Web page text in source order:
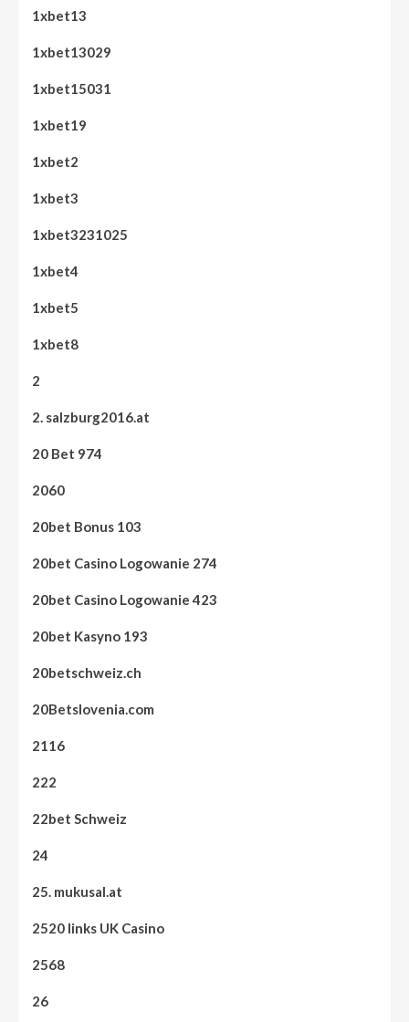
1xbet13
1xbet13029
1xbet15031
1xbet19
1xbet2
1xbet3
1xbet3231025
1xbet4
1xbet5
1xbet8
2
2. salzburg2016.at
20 Bet 974
2060
20bet Bonus 103
20bet Casino Logowanie 274
20bet Casino Logowanie 423
20bet Kasyno 193
20betschweiz.ch
20Betslovenia.com
2116
222
22bet Schweiz
24
25. mukusal.at
2520 links UK Casino
2568
26